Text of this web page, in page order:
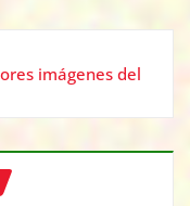
imágenes del